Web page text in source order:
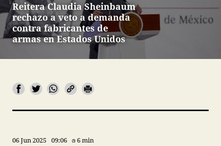
Reitera Claudia Sheinbaum
rechazo a veto a demanda
contra fabricantes de
armas en Estados Unidos
06 Jun 2025 09:06 6 min